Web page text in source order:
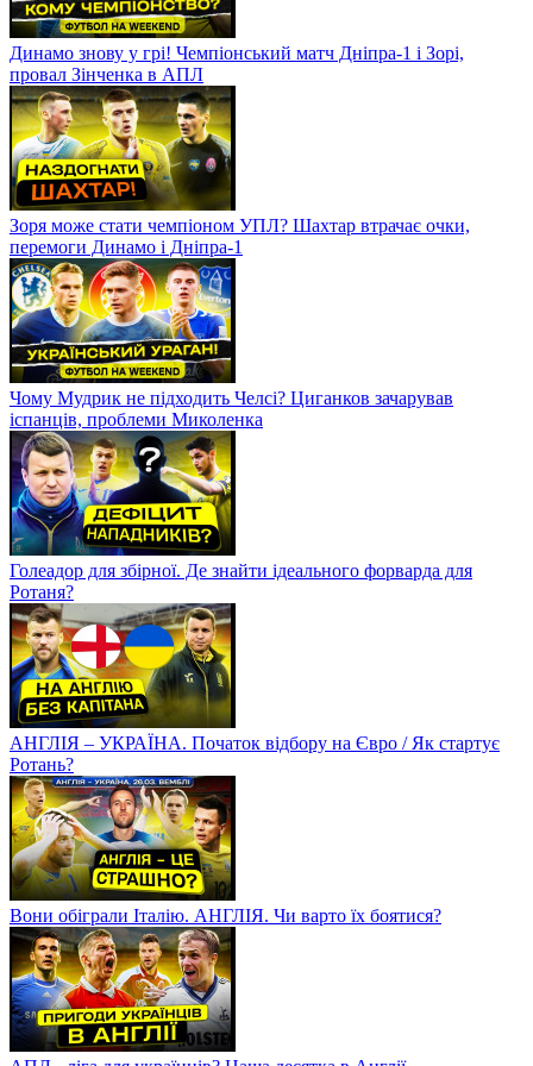
Динамо знову у грі! Чемпіонський матч Дніпра-1 і Зорі,
провал Зінченка в АПЛ
Зоря може стати чемпіоном УПЛ? Шахтар втрачає очки,
перемоги Динамо і Дніпра-1
Чому Мудрик не підходить Челсі? Циганков зачарував
іспанців, проблеми Миколенка
Голеадор для збірної. Де знайти ідеального форварда для
Ротаня?
АНГЛІЯ – УКРАЇНА. Початок відбору на Євро / Як стартує
Ротань?
Вони обіграли Італію. АНГЛІЯ. Чи варто їх боятися?